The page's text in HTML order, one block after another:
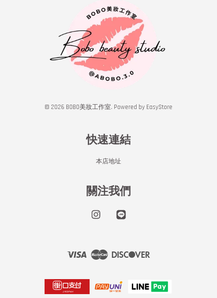
© 2026 BOBO美妝工作室. Powered by EasyStore
快速連結
本店地址
關注我們
Instagram
Visa Master